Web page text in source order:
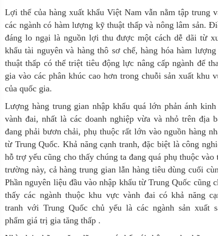
Lợi thế của hàng xuất khẩu Việt Nam vẫn nằm tập trung
các ngành có hàm lượng kỹ thuật thấp và nông lâm sản.
đáng lo ngại là nguồn lợi thu được một cách dễ dãi từ
khẩu tài nguyên và hàng thô sơ chế, hàng hóa hàm
thuật thấp có thể triệt tiêu động lực nâng cấp ngành để
gia vào các phân khúc cao hơn trong chuỗi sản xuất khu
của quốc gia.
Lượng hàng trung gian nhập khẩu quá lớn phản ánh
vành đai, nhất là các doanh nghiệp vừa và nhỏ trên địa
đang phải bươn chải, phụ thuộc rất lớn vào nguồn hàng
từ Trung Quốc. Khả năng cạnh tranh, đặc biệt là công
hỗ trợ yếu cũng cho thấy chúng ta đang quá phụ thuộc vào
trường này, cả hàng trung gian lẫn hàng tiêu dùng cuối
Phần nguyên liệu đầu vào nhập khẩu từ Trung Quốc cũng
thấy các ngành thuộc khu vực vành đai có khả năng
tranh với Trung Quốc chủ yếu là các ngành sản xuất
phẩm giá trị gia tăng thấp .